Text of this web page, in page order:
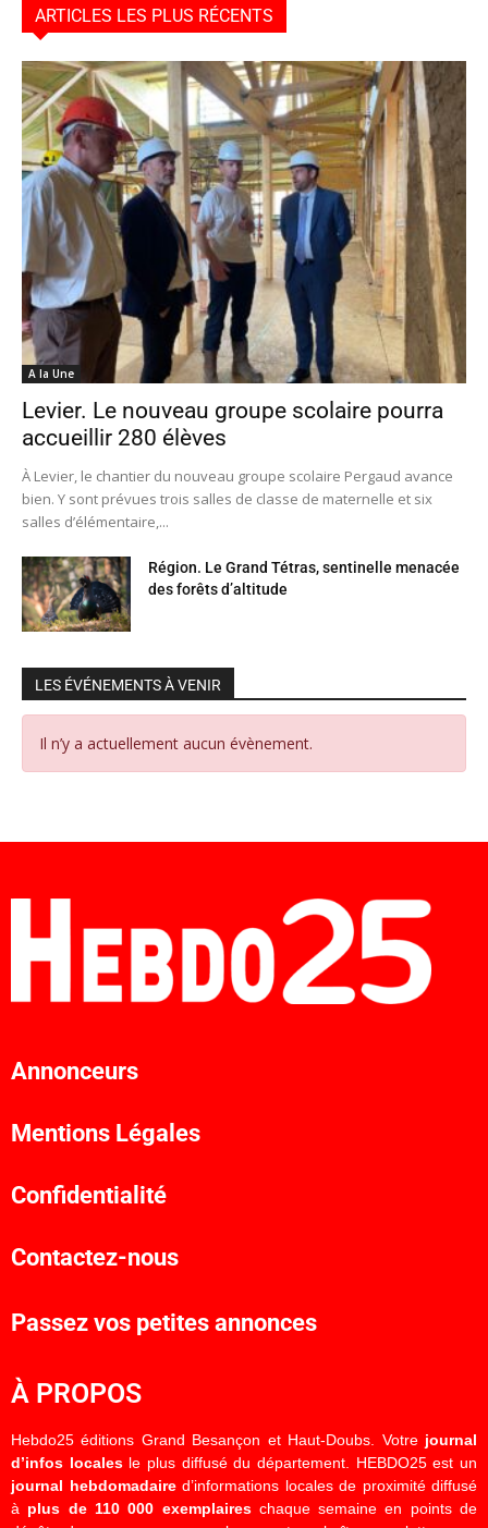
ARTICLES LES PLUS RÉCENTS
A la Une
Levier. Le nouveau groupe scolaire pourra
accueillir 280 élèves
À Levier, le chantier du nouveau groupe scolaire Pergaud avance
bien. Y sont prévues trois salles de classe de maternelle et six
salles d’élémentaire,...
Région. Le Grand Tétras, sentinelle menacée
des forêts d’altitude
LES ÉVÉNEMENTS À VENIR
Il n’y a actuellement aucun évènement.
Annonceurs
Mentions Légales
Confidentialité
Contactez-nous
Passez vos petites annonces
À PROPOS
Hebdo25 éditions Grand Besançon et Haut-Doubs. Votre journal
d’infos localesle plus diffusé du département. HEBDO25 est un
journal hebdomadaired’informations locales de proximité diffusé
à plus de 110 000 exemplaireschaque semaine en points de